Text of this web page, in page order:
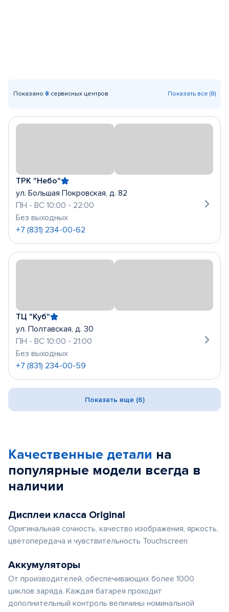
Показано 8 сервисных центров Показать все (8)
ТРК "Небо"
ул. Большая Покровская, д. 82
ПН - ВС 10:00 - 22:00
Без выходных
+7 (831) 234-00-62
ТЦ "Куб"
ул. Полтавская, д. 30
ПН - ВС 10:00 - 21:00
Без выходных
+7 (831) 234-00-59
Показать еще (6)
Качественные детали на
популярные модели всегда в
наличии
Дисплеи класса Original
Оригинальная сочность, качество изображения, яркость,
цветопередача и чувствительность Touchscreen
Аккумуляторы
От производителей, обеспечивающих более 1000
циклов заряда. Каждая батарея проходит
дополнительный контроль величины номинальной